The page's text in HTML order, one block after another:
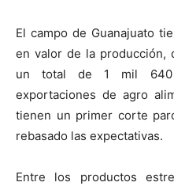
El campo de Guanajuato
en valor de la producción,
un total de 1 mil 640
exportaciones de agro
tienen un primer corte
rebasado las expectativas.
Entre los productos